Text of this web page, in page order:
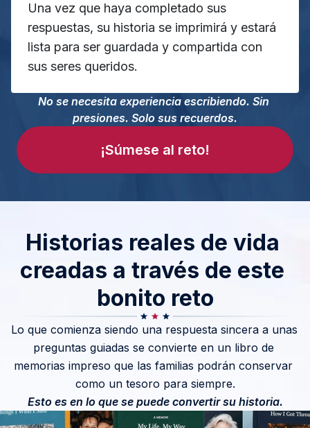
Una vez que haya completado sus
respuestas, su historia se imprimirá y estará
lista para ser guardada y compartida con
sus seres queridos.
No se necesita experiencia escribiendo. Sin
presiones. Solo sus recuerdos.
¡Súmese al reto!
Historias reales de vida
creadas a través de este
bonito reto
Lo que comienza siendo una respuesta sincera a unas
preguntas guiadas se convierte en un libro de
memorias impreso que las familias podrán conservar
como un tesoro para siempre.
Esto es en lo que se puede convertir su historia.